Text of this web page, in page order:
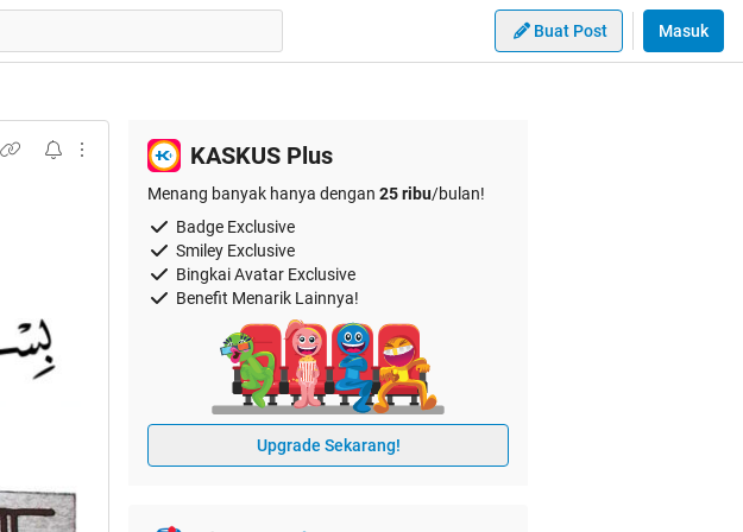
Buat Post Masuk
KASKUS Plus
Menang banyak hanya dengan 25 ribu/bulan!
Badge Exclusive
Smiley Exclusive
Bingkai Avatar Exclusive
Benefit Menarik Lainnya!
Upgrade Sekarang!